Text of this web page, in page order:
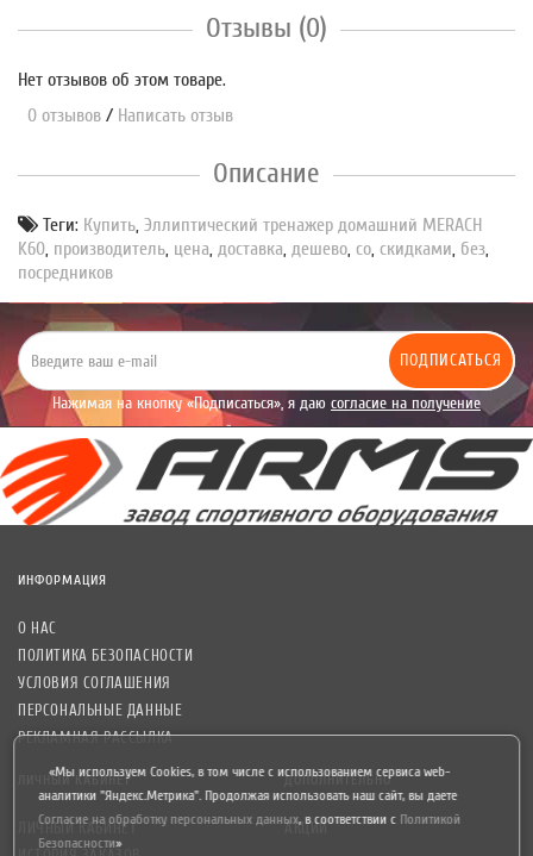
Отзывы (0)
Нет отзывов об этом товаре.
0 отзывов / Написать отзыв
Описание
Теги: Купить, Эллиптический тренажер домашний MERACH
K60, производитель, цена, доставка, дешево, со, скидками, без,
посредников
ПОДПИСАТЬСЯ
Нажимая на кнопку «Подписаться», я даю согласие на получение
уведомлений рекламного характера.
ИНФОРМАЦИЯ
О НАС
ПОЛИТИКА БЕЗОПАСНОСТИ
УСЛОВИЯ СОГЛАШЕНИЯ
ПЕРСОНАЛЬНЫЕ ДАННЫЕ
РЕКЛАМНАЯ РАССЫЛКА
ЛИЧНЫЙ КАБИНЕТ
ЛИЧНЫЙ КАБИНЕТ
ДОПОЛНИТЕЛЬНО
АКЦИИ
«Мы используем Cookies, в том числе с использованием сервиса web-
аналитики "Яндекс.Метрика". Продолжая использовать наш сайт, вы даете
Согласие на обработку персональных данных,в соответствии с Политикой
Безопасности»